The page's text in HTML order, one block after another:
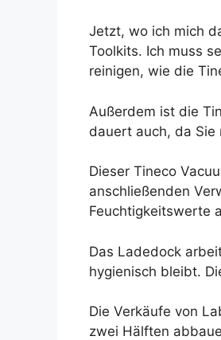
Jetzt, wo ich mich
Toolkits. Ich muss
reinigen, wie die
Außerdem ist die
dauert auch, da Sie
Dieser Tineco
anschließenden
Feuchtigkeitswerte
Das Ladedock
hygienisch bleibt.
Die Verkäufe von
zwei Hälften